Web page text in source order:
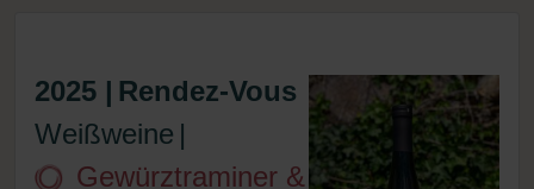
2025 | Rendez-Vous
Weißweine |
Gewürztraminer &